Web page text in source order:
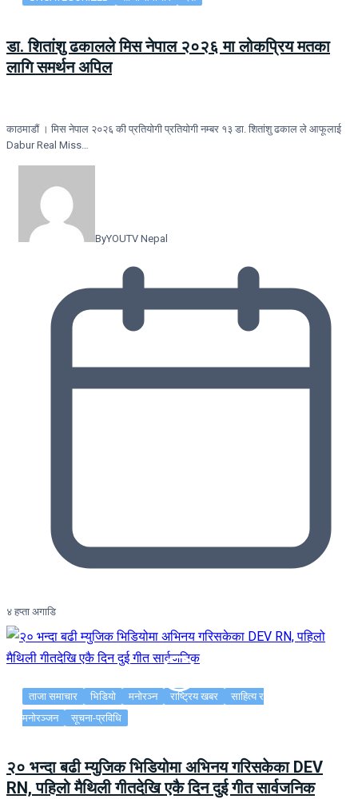
डा. शितांशु ढकालले मिस नेपाल २०२६ मा लोकप्रिय मतका
लागि समर्थन अपिल
काठमाडौं । मिस नेपाल २०२६ की प्रतियोगी प्रतियोगी नम्बर १३ डा. शितांशु ढकाल ले आफूलाई
Dabur Real Miss…
ByYOUTV Nepal
४ हप्ता अगाडि
ताजा समाचार भिडियो मनोरञ्न राष्ट्रिय खबर
साहित्य र
मनोरञ्जन
सूचना-प्रविधि
२० भन्दा बढी म्युजिक भिडियोमा अभिनय गरिसकेका DEV
RN, पहिलो मैथिली गीतदेखि एकै दिन दुई गीत सार्वजनिक